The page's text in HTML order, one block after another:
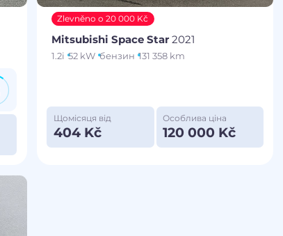
Zlevněno o 20 000 Kč
Mitsubishi Space Star 2021
1.2i 52 kW бензин 131 358 km
Щомісяця від
404 Kč
Особлива ціна
120 000 Kč